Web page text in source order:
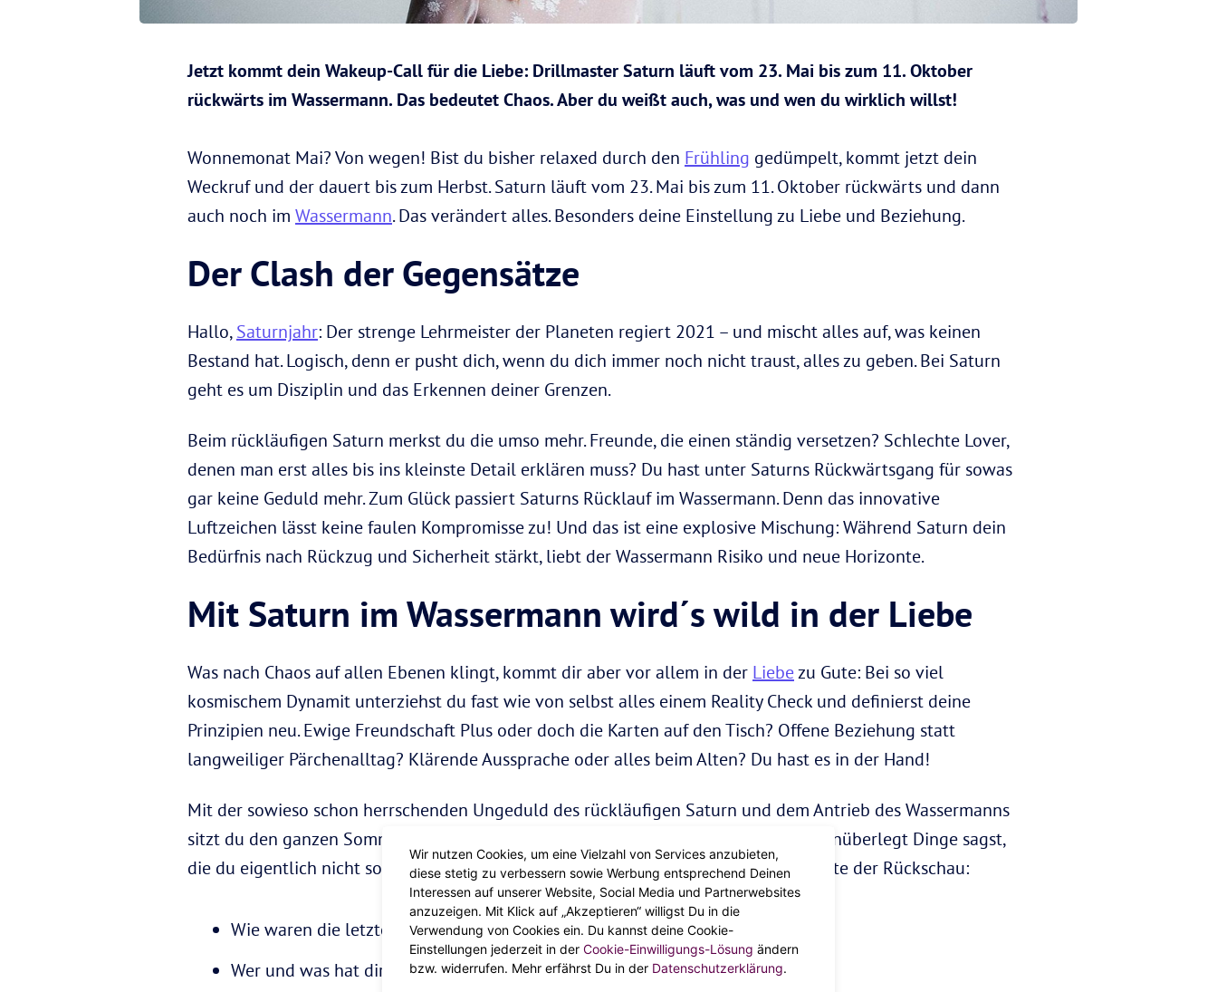
Jetzt kommt dein Wakeup-Call für die Liebe: Drillmaster Saturn läuft vom 23. Mai bis zum 11. Oktober
rückwärts im Wassermann. Das bedeutet Chaos. Aber du weißt auch, was und wen du wirklich willst!
Wonnemonat Mai? Von wegen! Bist du bisher relaxed durch den Frühling gedümpelt, kommt jetzt dein
Weckruf und der dauert bis zum Herbst. Saturn läuft vom 23. Mai bis zum 11. Oktober rückwärts und dann
auch noch im Wassermann. Das verändert alles. Besonders deine Einstellung zu Liebe und Beziehung.
Der Clash der Gegensätze
Hallo, Saturnjahr: Der strenge Lehrmeister der Planeten regiert 2021 – und mischt alles auf, was keinen
Bestand hat. Logisch, denn er pusht dich, wenn du dich immer noch nicht traust, alles zu geben. Bei Saturn
geht es um Disziplin und das Erkennen deiner Grenzen.
Beim rückläufigen Saturn merkst du die umso mehr. Freunde, die einen ständig versetzen? Schlechte Lover,
denen man erst alles bis ins kleinste Detail erklären muss? Du hast unter Saturns Rückwärtsgang für sowas
gar keine Geduld mehr. Zum Glück passiert Saturns Rücklauf im Wassermann. Denn das innovative
Luftzeichen lässt keine faulen Kompromisse zu! Und das ist eine explosive Mischung: Während Saturn dein
Bedürfnis nach Rückzug und Sicherheit stärkt, liebt der Wassermann Risiko und neue Horizonte.
Mit Saturn im Wassermann wird´s wild in der Liebe
Was nach Chaos auf allen Ebenen klingt, kommt dir aber vor allem in der Liebezu Gute: Bei so viel
kosmischem Dynamit unterziehst du fast wie von selbst alles einem Reality Check und definierst deine
Prinzipien neu. Ewige Freundschaft Plus oder doch die Karten auf den Tisch? Offene Beziehung statt
langweiliger Pärchenalltag? Klärende Aussprache oder alles beim Alten? Du hast es in der Hand!
Mit der sowieso schon herrschenden Ungeduld des rückläufigen Saturn und dem Antrieb des Wassermanns
sitzt du den ganzen Sommer wie auf heißen Kohlen. Da kann es passieren, dass du unüberlegt Dinge sagst,
die du eigentlich nicht so meintest. Denk dran – Rückläufer sind immer auch Momente der Rückschau:
Wie waren die letzten Monate für dich?
Wer und was hat dir gutgetan?
Wir nutzen Cookies, um eine Vielzahl von Services anzubieten,
diese stetig zu verbessern sowie Werbung entsprechend Deinen
Interessen auf unserer Website, Social Media und Partnerwebsites
anzuzeigen. Mit Klick auf „Akzeptieren“ willigst Du in die
Verwendung von Cookies ein. Du kannst deine Cookie-
Einstellungen jederzeit in der Cookie-Einwilligungs-Lösung ändern
bzw. widerrufen. Mehr erfährst Du in der Datenschutzerklärung.